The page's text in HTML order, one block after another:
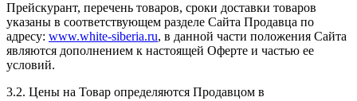
Прейскурант, перечень товаров, сроки доставки товаров
указаны в соответствующем разделе Сайта Продавца по
адресу: www.white-siberia.ru, в данной части положения Сайта
являются дополнением к настоящей Оферте и частью ее
условий.
3.2. Цены на Товар определяются Продавцом в